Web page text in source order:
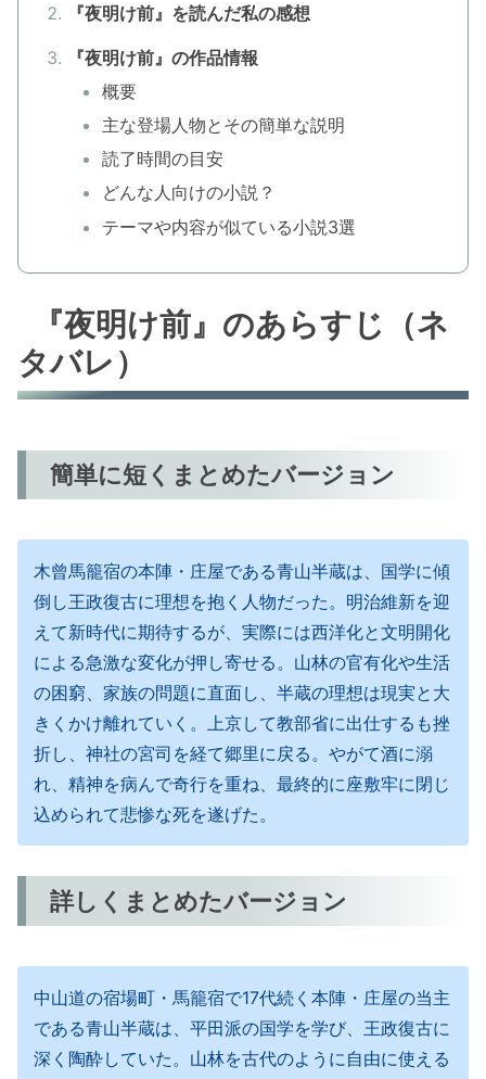
『夜明け前』を読んだ私の感想
『夜明け前』の作品情報
概要
主な登場人物とその簡単な説明
読了時間の目安
どんな人向けの小説？
テーマや内容が似ている小説3選
『夜明け前』のあらすじ（ネ
タバレ）
簡単に短くまとめたバージョン
木曾馬籠宿の本陣・庄屋である青山半蔵は、国学に傾
倒し王政復古に理想を抱く人物だった。明治維新を迎
えて新時代に期待するが、実際には西洋化と文明開化
による急激な変化が押し寄せる。山林の官有化や生活
の困窮、家族の問題に直面し、半蔵の理想は現実と大
きくかけ離れていく。上京して教部省に出仕するも挫
折し、神社の宮司を経て郷里に戻る。やがて酒に溺
れ、精神を病んで奇行を重ね、最終的に座敷牢に閉じ
込められて悲惨な死を遂げた。
詳しくまとめたバージョン
中山道の宿場町・馬籠宿で17代続く本陣・庄屋の当主
である青山半蔵は、平田派の国学を学び、王政復古に
深く陶酔していた。山林を古代のように自由に使える